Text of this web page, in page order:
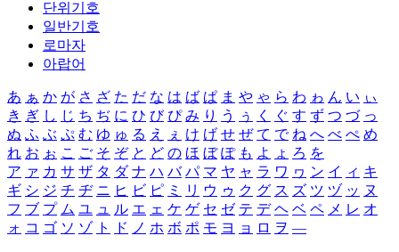
단위기호
일반기호
로마자
아랍어
あ ぁ か が さ ざ た だ な は ば ぱ ま や ゃ ら わ ゎ ん い ぃ
き ぎ し じ ち ぢ に ひ び ぴ み り う ぅ く ぐ す ず つ づ っ
ぬ ふ ぶ ぷ む ゆ ゅ る え ぇ け げ せ ぜ て で ね へ べ ぺ め
れ お ぉ こ ご そ ぞ と ど の ほ ぼ ぽ も よ ょ ろ を
ア ァ カ サ ザ タ ダ ナ ハ バ パ マ ヤ ャ ラ ワ ヮ ン イ ィ キ
ギ シ ジ チ ヂ ニ ヒ ビ ピ ミ リ ウ ゥ ク グ ス ズ ツ ヅ ッ ヌ
フ ブ プ ム ユ ュ ル エ ェ ケ ゲ セ ゼ テ デ ヘ ベ ペ メ レ オ
ォ コ ゴ ソ ゾ ト ド ノ ホ ボ ポ モ ヨ ョ ロ ヲ ―